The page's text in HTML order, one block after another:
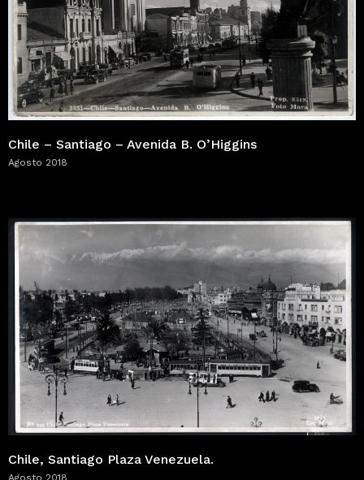
Chile – Santiago – Avenida B. O’Higgins
Agosto 2018
Chile, Santiago Plaza Venezuela.